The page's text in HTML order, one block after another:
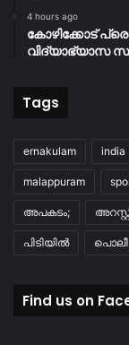
4 hours ago
കോഴിക്കോട്
വിദ്യാഭ്യാസ
Tags
ernakulam india
malappuram
അപകടം;
പിടിയിൽ
Find us on